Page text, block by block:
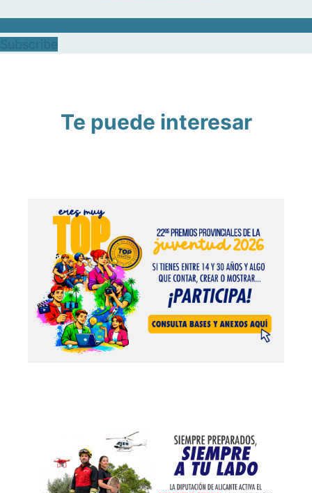
Te puede interesar